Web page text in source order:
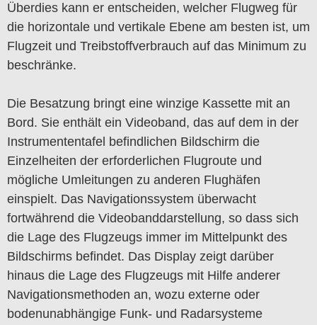
Überdies kann er entscheiden, welcher Flugweg für
die horizontale und vertikale Ebene am besten ist, um
Flugzeit und Treibstoffverbrauch auf das Minimum zu
beschränke.
Die Besatzung bringt eine winzige Kassette mit an
Bord. Sie enthält ein Videoband, das auf dem in der
Instrumententafel befindlichen Bildschirm die
Einzelheiten der erforderlichen Flugroute und
mögliche Umleitungen zu anderen Flughäfen
einspielt. Das Navigationssystem überwacht
fortwährend die Videobanddarstellung, so dass sich
die Lage des Flugzeugs immer im Mittelpunkt des
Bildschirms befindet. Das Display zeigt darüber
hinaus die Lage des Flugzeugs mit Hilfe anderer
Navigationsmethoden an, wozu externe oder
bodenunabhängige Funk- und Radarsysteme